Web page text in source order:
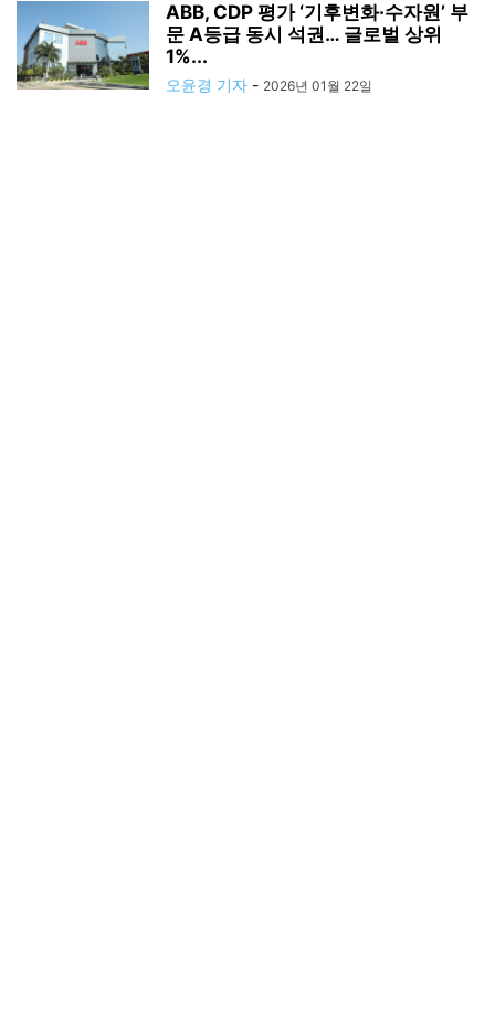
ABB, CDP 평가 ‘기후변화·수자원’ 부
문 A등급 동시 석권… 글로벌 상위
1%...
오윤경 기자 - 2026년 01월 22일